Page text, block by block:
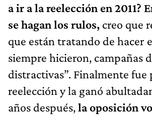
a ir a la reelección en 2011?
se hagan los rulos, creo que
que están tratando de hacer
siempre hicieron, campañas
distractivas”. Finalmente fue
reelección y la ganó
años después,la oposición